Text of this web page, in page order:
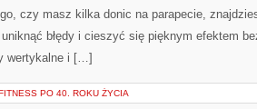
czy masz kilka donic na parapecie,
błędy i cieszyć się pięknym efektem
wertykalne i […]
PO 40. ROKU ŻYCIA